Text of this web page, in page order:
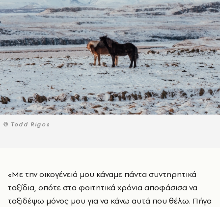
© Todd Rigos
«Με την οικογένειά μου κάναμε πάντα συντηρητικά
ταξίδια, οπότε στα φοιτητικά χρόνια αποφάσισα να
ταξιδέψω μόνος μου για να κάνω αυτά που θέλω. Πήγα